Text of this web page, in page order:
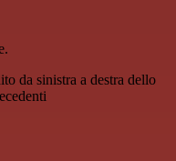
da sinistra a destra dello